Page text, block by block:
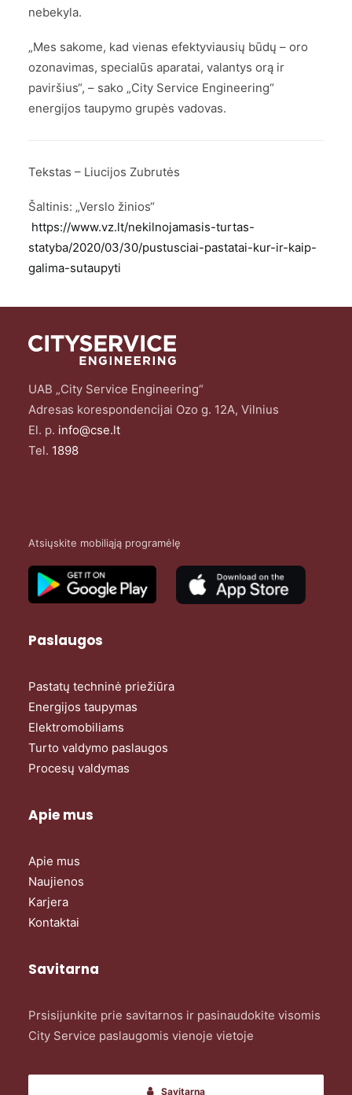
nebekyla.
„Mes sakome, kad vienas efektyviausių būdų – oro
ozonavimas, specialūs aparatai, valantys orą ir
paviršius“, – sako „City Service Engineering“
energijos taupymo grupės vadovas.
Tekstas – Liucijos Zubrutės
Šaltinis: „Verslo žinios“
https://www.vz.lt/nekilnojamasis-turtas-
statyba/2020/03/30/pustusciai-pastatai-kur-ir-kaip-
galima-sutaupyti
UAB „City Service Engineering“
Adresas korespondencijai Ozo g. 12A, Vilnius
El. p. info@cse.lt
Tel. 1898
Atsiųskite mobiliąją programėlę
Paslaugos
Pastatų techninė priežiūra
Energijos taupymas
Elektromobiliams
Turto valdymo paslaugos
Procesų valdymas
Apie mus
Apie mus
Naujienos
Karjera
Kontaktai
Savitarna
Prsisijunkite prie savitarnos ir pasinaudokite visomis
City Service paslaugomis vienoje vietoje
Savitarna